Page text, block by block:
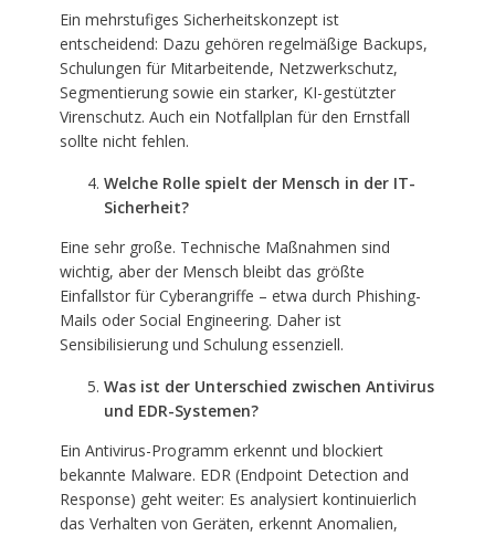
Ein mehrstufiges Sicherheitskonzept ist
entscheidend: Dazu gehören regelmäßige Backups,
Schulungen für Mitarbeitende, Netzwerkschutz,
Segmentierung sowie ein starker, KI-gestützter
Virenschutz. Auch ein Notfallplan für den Ernstfall
sollte nicht fehlen.
Welche Rolle spielt der Mensch in der IT-
Sicherheit?
Eine sehr große. Technische Maßnahmen sind
wichtig, aber der Mensch bleibt das größte
Einfallstor für Cyberangriffe – etwa durch Phishing-
Mails oder Social Engineering. Daher ist
Sensibilisierung und Schulung essenziell.
Was ist der Unterschied zwischen Antivirus
und EDR-Systemen?
Ein Antivirus-Programm erkennt und blockiert
bekannte Malware. EDR (Endpoint Detection and
Response) geht weiter: Es analysiert kontinuierlich
das Verhalten von Geräten, erkennt Anomalien,